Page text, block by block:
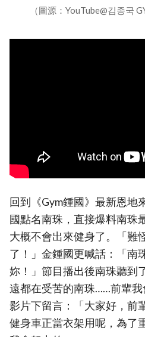
（圖源：YouTube@김종국
回到《Gym鍾國》最新恩地
國點名南珠，直接爆料南珠
大概不會出來健身了。「難
了！」金鍾國更喊話：「南
妳！」節目播出後南珠聽到
遠都在受苦的南珠……前輩
影片下留言：「大家好，前
健身車正當衣架用呢，為了